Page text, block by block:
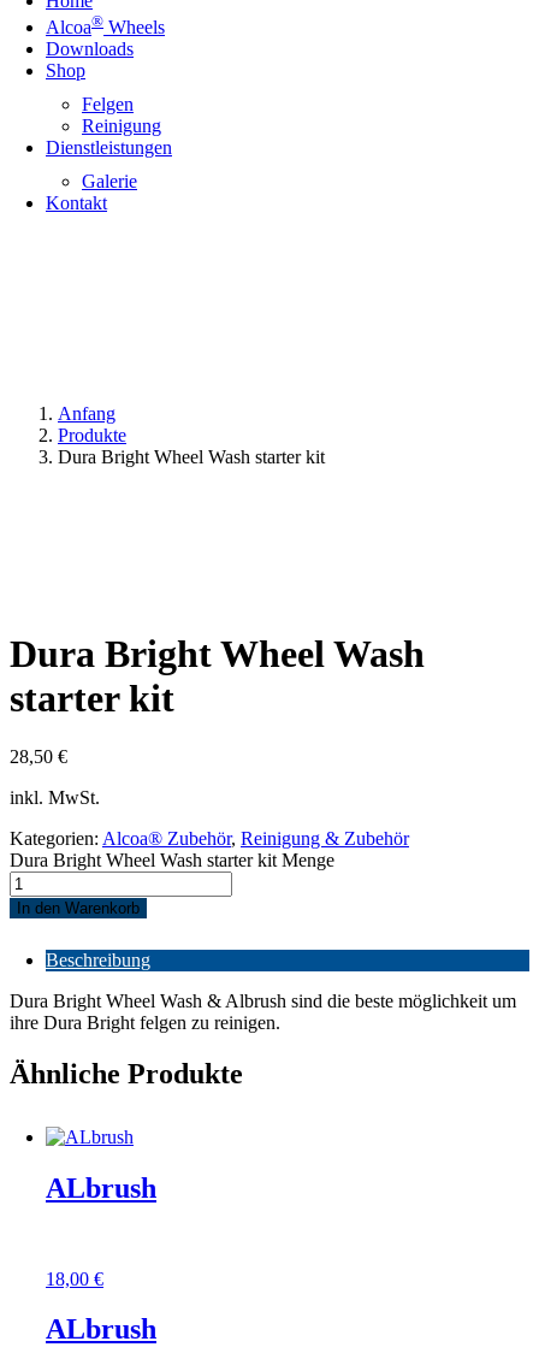
Alcoa® Wheels
Downloads
Shop
Felgen
Reinigung
Dienstleistungen
Galerie
Kontakt
Anfang
Produkte
Dura Bright Wheel Wash starter kit
Dura Bright Wheel Wash
starter kit
28,50 €
inkl. MwSt.
Kategorien: Alcoa® Zubehör, Reinigung & Zubehör
Dura Bright Wheel Wash starter kit Menge
In den Warenkorb
Beschreibung
Dura Bright Wheel Wash & Albrush sind die beste möglichkeit um
ihre Dura Bright felgen zu reinigen.
Ähnliche Produkte
ALbrush
18,00 €
ALbrush